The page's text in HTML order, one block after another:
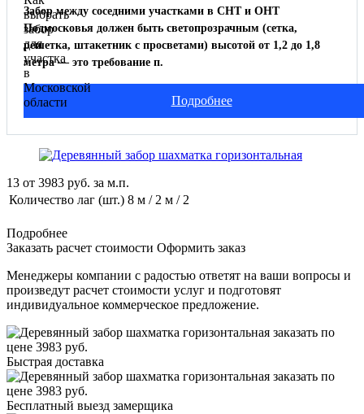
Забор между соседними участками в СНТ и ОНТ
Подмосковья должен быть светопрозрачным (сетка,
решетка, штакетник с просветами) высотой от 1,2 до 1,8
метра — это требование п.
Подробнее
13 от 3983 руб. за м.п.
Количество лаг (шт.) 8 м / 2 м / 2
Подробнее
Заказать расчет стоимости Оформить заказ
Менеджеры компании с радостью ответят на ваши вопросы и
произведут расчет стоимости услуг и подготовят
индивидуальное коммерческое предложение.
Быстрая доставка
Бесплатный выезд замерщика